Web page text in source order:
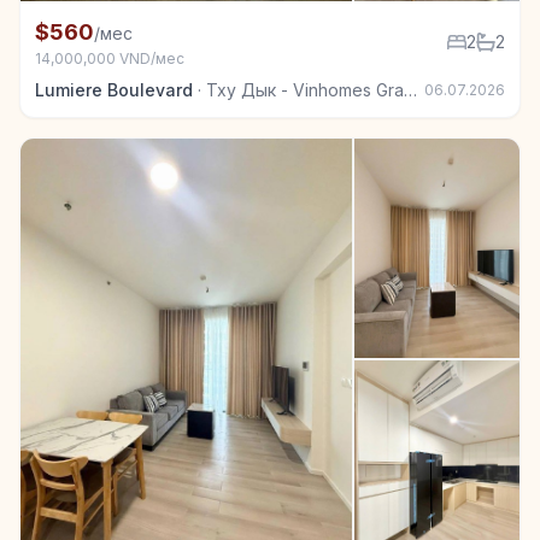
Квартира в аренду в Тху Дык - Vinhomes Grand
$560/мес
14,000,000 VND/мес
2 2
Lumiere Boulevard · Тху Дык - Vinhomes Grand Park 06.07.2026